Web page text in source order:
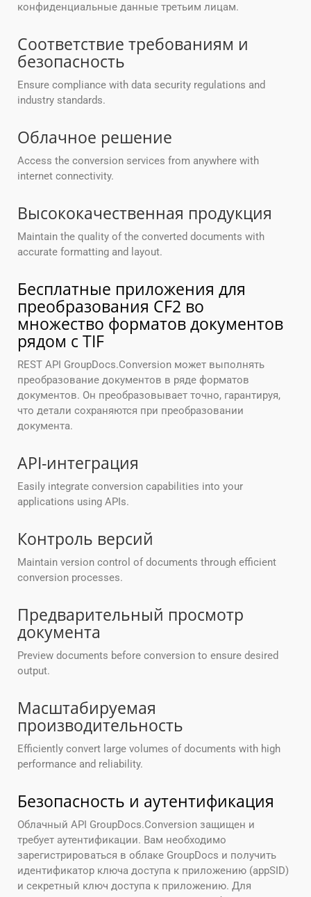
конфиденциальные данные третьим лицам.
Соответствие требованиям и
безопасность
Ensure compliance with data security regulations and
industry standards.
Облачное решение
Access the conversion services from anywhere with
internet connectivity.
Высококачественная продукция
Maintain the quality of the converted documents with
accurate formatting and layout.
Бесплатные приложения для
преобразования CF2 во
множество форматов документов
рядом с TIF
REST API GroupDocs.Conversion может выполнять
преобразование документов в ряде форматов
документов. Он преобразовывает точно, гарантируя,
что детали сохраняются при преобразовании
документа.
API-интеграция
Easily integrate conversion capabilities into your
applications using APIs.
Контроль версий
Maintain version control of documents through efficient
conversion processes.
Предварительный просмотр
документа
Preview documents before conversion to ensure desired
output.
Масштабируемая
производительность
Efficiently convert large volumes of documents with high
performance and reliability.
Безопасность и аутентификация
Облачный API GroupDocs.Conversion защищен и
требует аутентификации. Вам необходимо
зарегистрироваться в облаке GroupDocs и получить
идентификатор ключа доступа к приложению (appSID)
и секретный ключ доступа к приложению. Для